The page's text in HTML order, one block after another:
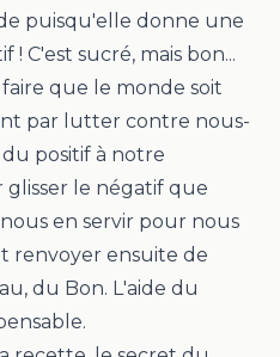
puisqu'elle donne une
! C'est sucré, mais bon...
que le monde soit
par lutter contre nous-
positif à notre
glisser le négatif que
en servir pour nous
renvoyer ensuite de
du Bon. L'aide du